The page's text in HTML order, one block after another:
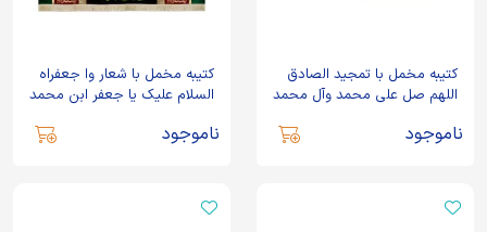
کتیبه مخمل با تمجید الصادق
اللهم صل علی محمد وآل محمد
طلایی
ناموجود
کتیبه مخمل با شعار وا جعفراه
السلام علیک یا جعفر ابن محمد
ناموجود